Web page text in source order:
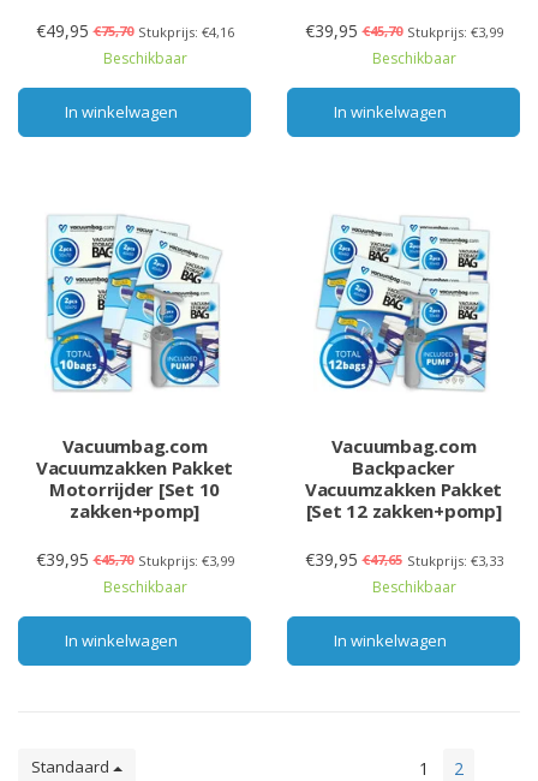
€49,95 €75,70 Stukprijs: €4,16
Beschikbaar
In winkelwagen
€39,95 €45,70 Stukprijs: €3,99
Beschikbaar
In winkelwagen
Vacuumbag.com
Vacuumzakken Pakket
Motorrijder [Set 10
zakken+pomp]
€39,95 €45,70 Stukprijs: €3,99
Beschikbaar
In winkelwagen
Vacuumbag.com
Backpacker
Vacuumzakken Pakket
[Set 12 zakken+pomp]
€39,95 €47,65 Stukprijs: €3,33
Beschikbaar
In winkelwagen
Standaard 1 2